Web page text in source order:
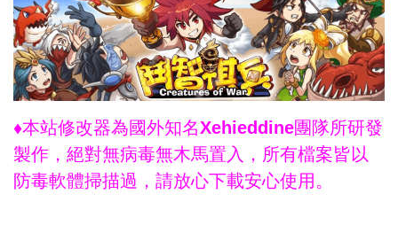
♦本站修改器為國外知名Xehieddine團隊所研發
製作，絕對無病毒無木馬置入，所有檔案皆以
防毒軟體掃描過，請放心下載安心使用。